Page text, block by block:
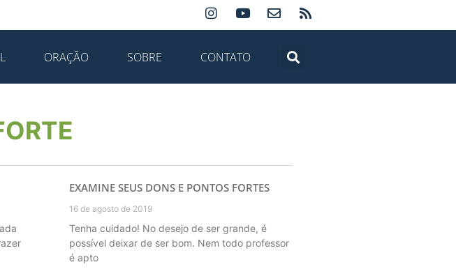
ORAÇÃO SOBRE CONTATO
EXAMINE SEUS DONS E PONTOS FORTES
16 de agosto de 2019
Tenha cuidado! No desejo de ser grande, é
possível deixar de ser bom. Nem todo professor
é apto